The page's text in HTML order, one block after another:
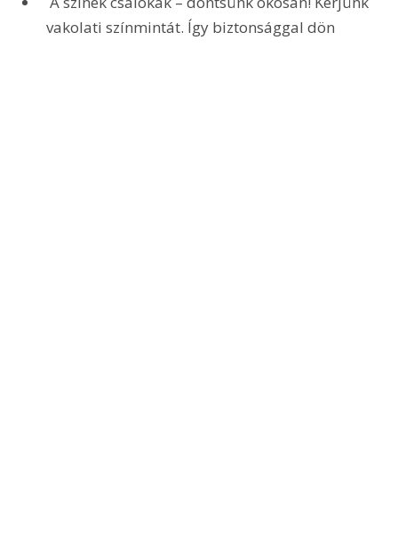
vakolati színmintát. Így biztonsággal dön